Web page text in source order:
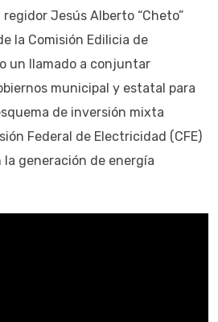
Jesús Alberto “Cheto”
la Comisión Edilicia de
un llamado a conjuntar
municipal y estatal para
de inversión mixta
Federal de Electricidad (CFE)
generación de energía